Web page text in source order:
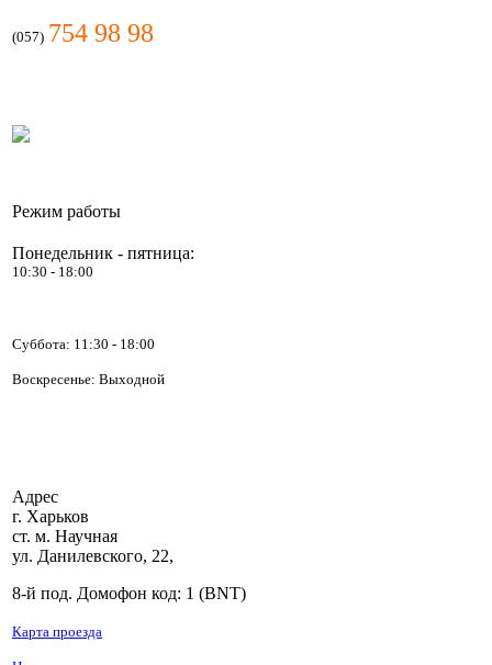
LG С07LH(E,H,R)
NEW
3 100.00 грн.
Midea MSV1-12HR
(057) 754 98 98
Режим работы
Понедельник - пятница:
10:30 - 18:00
Суббота: 11:30 - 18:00
Воскресенье: Выходной
Адрес
г. Харьков
ст. м. Научная
ул. Данилевского, 22,
8-й под. Домофон код: 1 (BNT)
Карта проезда